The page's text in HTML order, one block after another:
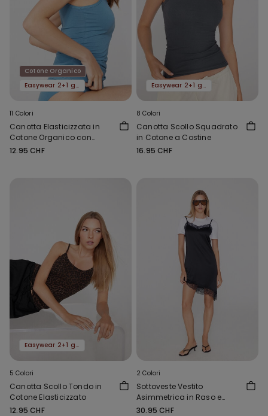
Cotone Organico
Easywear 2+1 gratis
11 Colori
Canotta Elasticizzata in
Cotone Organico con
Scollo Tondo
12.95 CHF
Easywear 2+1 gratis
8 Colori
Canotta Scollo Squadrato
in Cotone a Costine
16.95 CHF
Easywear 2+1 gratis
5 Colori
Canotta Scollo Tondo in
Cotone Elasticizzato
12.95 CHF
2 Colori
Sottoveste Vestito
Asimmetrica in Raso e
Pizzo
30.95 CHF